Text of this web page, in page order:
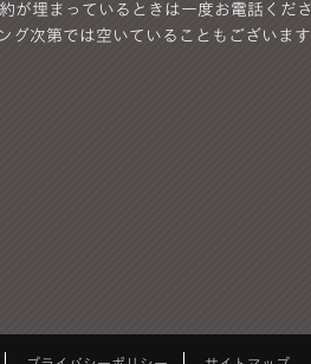
が埋まっているときは一度お電話くださ
グ次第では空いていることもございます